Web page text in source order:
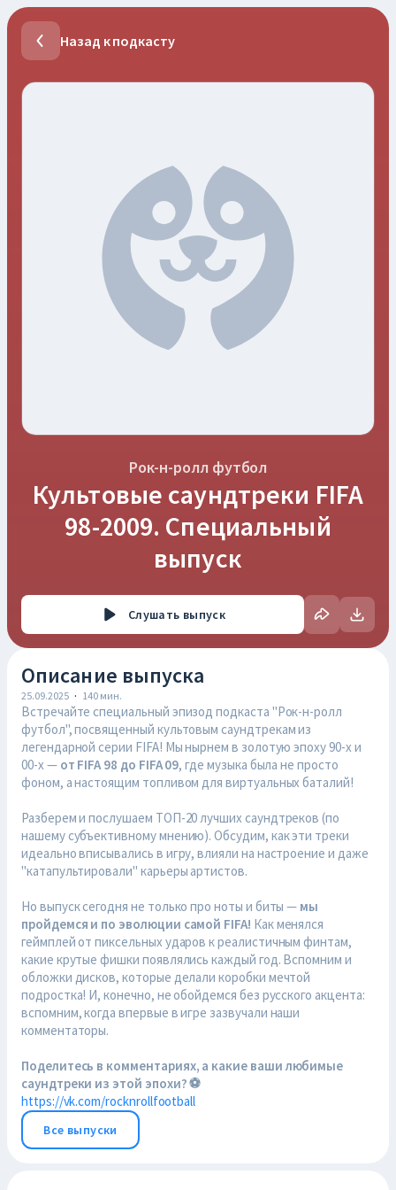
Назад к подкасту
Рок-н-ролл футбол
Культовые саундтреки FIFA
98-2009. Специальный
выпуск
Слушать выпуск
Описание выпуска
25.09.2025 · 140 мин.
Встречайте специальный эпизод подкаста "Рок-н-ролл
футбол", посвященный культовым саундтрекам из
легендарной серии FIFA! Мы нырнем в золотую эпоху 90-х и
00-х — от FIFA 98 до FIFA 09, где музыка была не просто
фоном, а настоящим топливом для виртуальных баталий!
Разберем и послушаем ТОП-20 лучших саундтреков (по
нашему субъективному мнению). Обсудим, как эти треки
идеально вписывались в игру, влияли на настроение и даже
"катапультировали" карьеры артистов.
Но выпуск сегодня не только про ноты и биты — мы
пройдемся и по эволюции самой FIFA! Как менялся
геймплей от пиксельных ударов к реалистичным финтам,
какие крутые фишки появлялись каждый год. Вспомним и
обложки дисков, которые делали коробки мечтой
подростка! И, конечно, не обойдемся без русского акцента:
вспомним, когда впервые в игре зазвучали наши
комментаторы.
Поделитесь в комментариях, а какие ваши любимые
саундтреки из этой эпохи? ⚽️
https://vk.com/rocknrollfootball
Все выпуски